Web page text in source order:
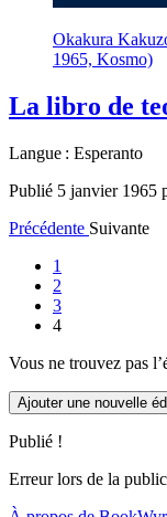
Okakura
1965, Kosmo)
La libro de
Langue : Esperanto
Publié 5 janvier 1965
Précédente Suivante
1
2
3
4
Vous ne trouvez pas
Ajouter une nouvelle
Publié !
Erreur lors de la